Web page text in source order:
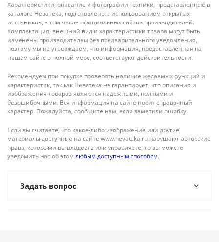
Характеристики, описание и фотографии техники, представленные в
каталоге Неватека, подготовлены с использованием открытых
источников, в том числе официальных сайтов производителей.
Комплектация, внешний вид и характеристики товара могут быть
изменены производителем без предварительного уведомления,
поэтому мы не утверждаем, что информация, предоставленная на
нашем сайте в полной мере, соответствуют действительности.
Рекомендуем при покупке проверять наличие желаемых функций и
характеристик, так как Неватека не гарантирует, что описания и
изображения товаров являются надежными, полными и
безошибочными. Вся информация на сайте носит справочный
характер. Пожалуйста, сообщите нам, если заметили ошибку.
Если вы считаете, что какое-либо изображение или другие
материалы доступные на сайте www.nevateka.ru нарушают авторские
права, которыми вы владеете или управляете, то вы можете
уведомить нас об этом любым доступным способом.
Задать вопрос